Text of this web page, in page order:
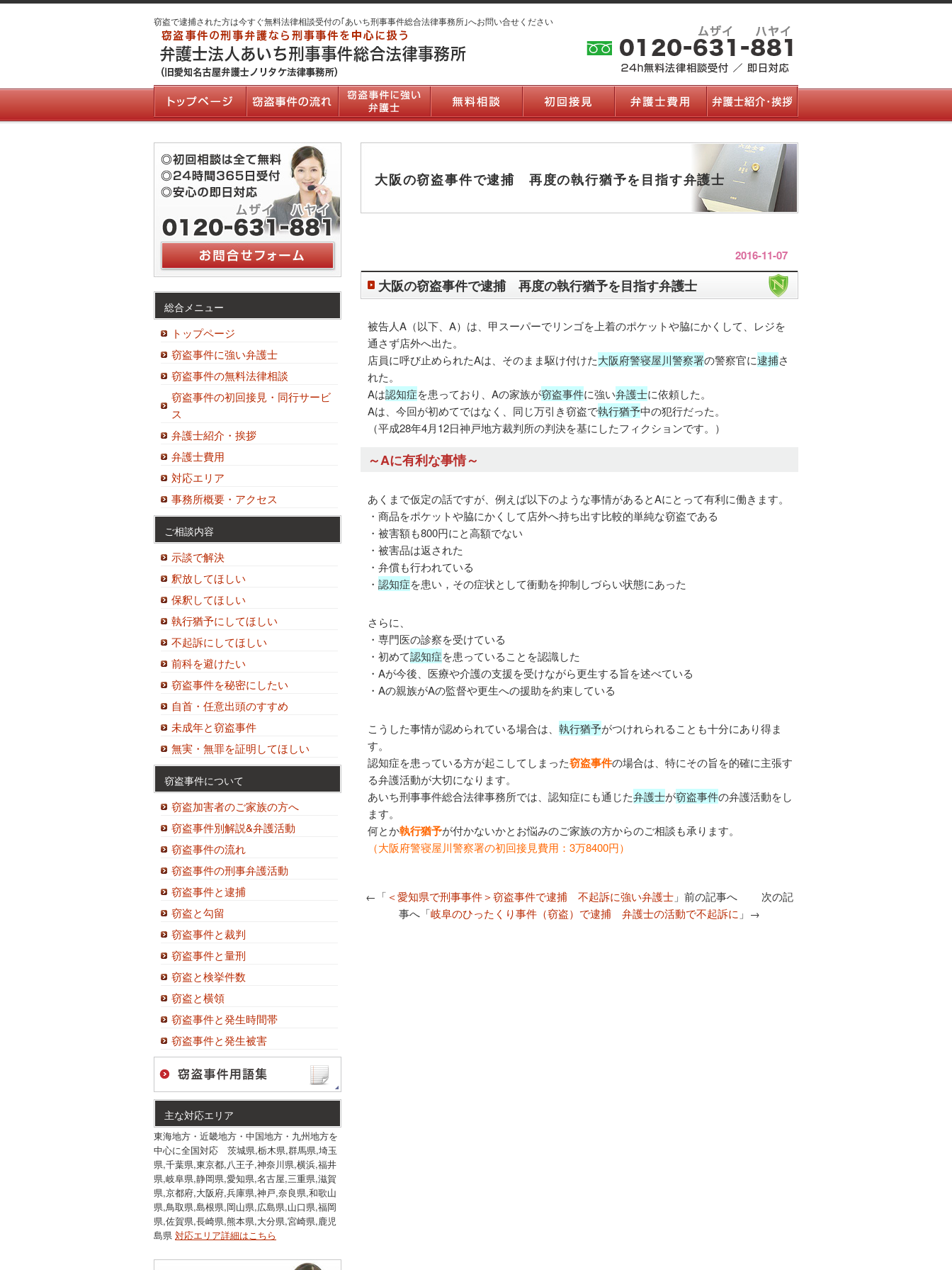
窃盗で逮捕された方は今すぐ無料法律相談受付の｢あいち刑事事件総合法律事務所｣へお問い合せください
大阪の窃盗事件で逮捕 再度の執行猶予を目指す弁護士
2016-11-07
大阪の窃盗事件で逮捕 再度の執行猶予を目指す弁護士
被告人A（以下、A）は、甲スーパーでリンゴを上着のポケットや脇にかくして、レジを
通さず店外へ出た。
店員に呼び止められたAは、そのまま駆け付けた大阪府警寝屋川警察署の警察官に逮捕さ
れた。
Aは認知症を患っており、Aの家族が窃盗事件に強い弁護士に依頼した。
Aは、今回が初めてではなく、同じ万引き窃盗で執行猶予中の犯行だった。
（平成28年4月12日神戸地方裁判所の判決を基にしたフィクションです。）
～Aに有利な事情～
あくまで仮定の話ですが、例えば以下のような事情があるとAにとって有利に働きます。
・商品をポケットや脇にかくして店外へ持ち出す比較的単純な窃盗である
・被害額も800円にと高額でない
・被害品は返された
・弁償も行われている
・ 認知症を患い，その症状として衝動を抑制しづらい状態にあった
さらに、
・専門医の診察を受けている
・初めて認知症を患っていることを認識した
・Aが今後、医療や介護の支援を受けながら更生する旨を述べている
・Aの親族がAの監督や更生への援助を約束している
こうした事情が認められている場合は、 執行猶予がつけれられることも十分にあり得ま
す。
認知症を患っている方が起こしてしまった窃盗事件の場合は、特にその旨を的確に主張す
る弁護活動が大切になります。
あいち刑事事件総合法律事務所では、認知症にも通じた弁護士が窃盗事件の弁護活動をし
ます。
何とか執行猶予が付かないかとお悩みのご家族の方からのご相談も承ります。
（大阪府警寝屋川警察署の初回接見費用：3万8400円）
←「 ＜愛知県で刑事事件＞窃盗事件で逮捕 不起訴に強い弁護士 」前の記事へ 次の記
事へ「岐阜のひったくり事件（窃盗）で逮捕 弁護士の活動で不起訴に 」→
総合メニュー
トップページ
窃盗事件に強い弁護士
窃盗事件の無料法律相談
窃盗事件の初回接見・同行サービ
ス
弁護士紹介・挨拶
弁護士費用
対応エリア
事務所概要・アクセス
ご相談内容
示談で解決
釈放してほしい
保釈してほしい
執行猶予にしてほしい
不起訴にしてほしい
前科を避けたい
窃盗事件を秘密にしたい
自首・任意出頭のすすめ
未成年と窃盗事件
無実・無罪を証明してほしい
窃盗事件について
窃盗加害者のご家族の方へ
窃盗事件別解説&弁護活動
窃盗事件の流れ
窃盗事件の刑事弁護活動
窃盗事件と逮捕
窃盗と勾留
窃盗事件と裁判
窃盗事件と量刑
窃盗と検挙件数
窃盗と横領
窃盗事件と発生時間帯
窃盗事件と発生被害
主な対応エリア
東海地方・近畿地方・中国地方・九州地方を
中心に全国対応 茨城県,栃木県,群馬県,埼玉
県,千葉県,東京都,八王子,神奈川県,横浜,福井
県,岐阜県,静岡県,愛知県,名古屋,三重県,滋賀
県,京都府,大阪府,兵庫県,神戸,奈良県,和歌山
県,鳥取県,島根県,岡山県,広島県,山口県,福岡
県,佐賀県,長崎県,熊本県,大分県,宮崎県,鹿児
島県 対応エリア詳細はこちら